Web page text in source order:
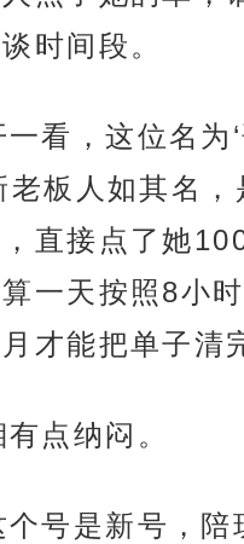
时间段。
一看，这位名为
老板人如其名
直接点了她
一天按照8小
才能把单子清
点纳闷。
个号是新号，陪